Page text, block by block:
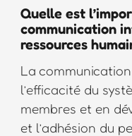
Quelle est
communication
ressources
La
l’efficacité du
membres et en
et l’adhésion du